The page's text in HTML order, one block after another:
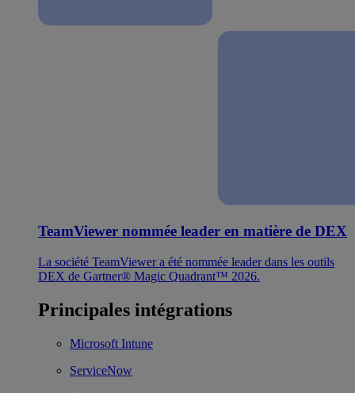
TeamViewer nommée leader en matière de DEX
La société TeamViewer a été nommée leader dans les outils
DEX de Gartner® Magic Quadrant™ 2026.
Principales intégrations
Microsoft Intune
ServiceNow